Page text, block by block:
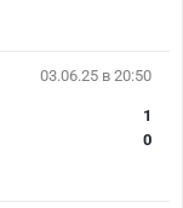
03.06.25 в 20:50
1
0